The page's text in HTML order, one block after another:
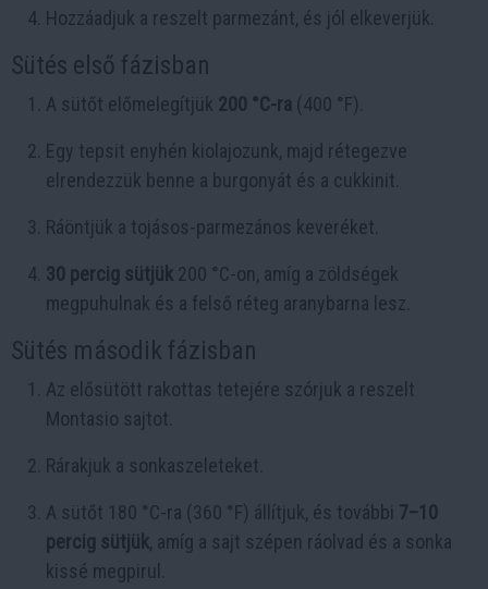
Hozzáadjuk a reszelt parmezánt, és jól elkeverjük.
Sütés első fázisban
A sütőt előmelegítjük 200 °C-ra (400 °F).
Egy tepsit enyhén kiolajozunk, majd rétegezve
elrendezzük benne a burgonyát és a cukkinit.
Ráöntjük a tojásos-parmezános keveréket.
30 percig sütjük 200 °C-on, amíg a zöldségek
megpuhulnak és a felső réteg aranybarna lesz.
Sütés második fázisban
Az elősütött rakottas tetejére szórjuk a reszelt
Montasio sajtot.
Rárakjuk a sonkaszeleteket.
A sütőt 180 °C-ra (360 °F) állítjuk, és további 7–10
percig sütjük, amíg a sajt szépen ráolvad és a sonka
kissé megpirul.